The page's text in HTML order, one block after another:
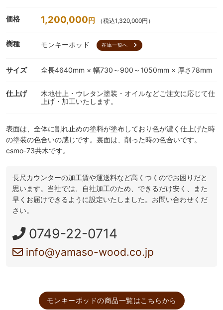
価格 1,200,000円 （税込1,320,000円）
樹種 モンキーポッド 在庫一覧へ chevron_right
サイズ 全長4640mm × 幅730～900～1050mm × 厚さ78mm
仕上げ
木地仕上・ウレタン塗装・オイルなどご注文に応じて仕
上げ・加工いたします。
表面は、全体に割れ止めの塗料が塗布しており色が濃く仕上げた時
の塗装の色合いの感じです。裏面は、削った時の色合いです。
csmo-73共木です。
長尺カウンターの加工賃や運送料など高くつくのでお困りだと
思います。当社では、自社加工のため、できるだけ安く、また
早くお届けできるように設定いたしました。お問い合わせくだ
さい。
0749-22-0714
info@yamaso-wood.co.jp
モンキーポッドの商品一覧はこちらから